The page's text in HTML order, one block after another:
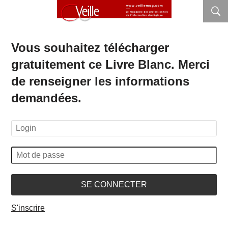
Vous souhaitez télécharger
gratuitement ce Livre Blanc. Merci
de renseigner les informations
demandées.
SE CONNECTER
S'inscrire